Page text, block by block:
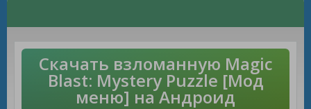
Скачать взломанную Magic
Blast: Mystery Puzzle [Мод
меню] на Андроид